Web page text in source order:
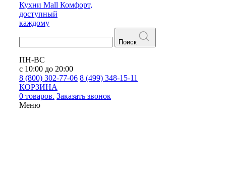
Кухни Mall Комфорт,
доступный
каждому
Поиск
ПН-ВС
с 10:00 до 20:00
8 (800) 302-77-06 8 (499) 348-15-11
КОРЗИНА
0 товаров. Заказать звонок
Меню